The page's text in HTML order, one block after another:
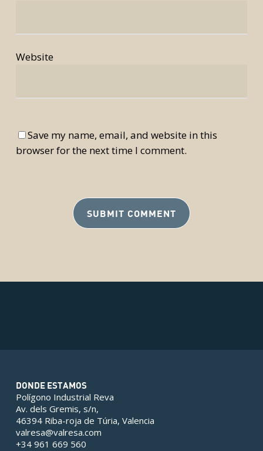
Website
Save my name, email, and website in this
browser for the next time I comment.
DONDE ESTAMOS
Polígono Industrial Reva
Av. dels Gremis, s/n,
46394 Riba-roja de Túria, Valencia
valresa@valresa.com
+34 961 669 560